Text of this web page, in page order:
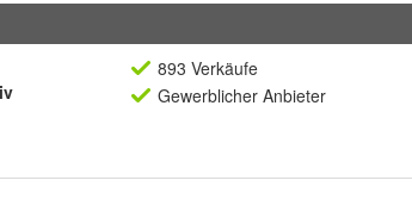
893 Verkäufe
Gewerblicher Anbieter